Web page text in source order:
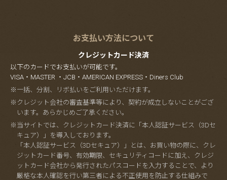
お支払い方法について
クレジットカード決済
以下のカードでお支払いが可能です。
VISA・MASTER ・JCB・AMERICAN EXPRESS・Diners Club
※一括、分割、リボ払いをご利用いただけます。
※クレジット会社の審査基準等により、契約が成立しないことがござ
います。あらかじめご了承ください。
※当サイトでは、クレジットカード決済に「本人認証サービス（3Dセ
キュア）」を導入しております。
「本人認証サービス（3Dセキュア）」とは、お買い物の際に、クレ
ジットカード番号、有効期限、セキュリティコードに加え、クレジ
ットカード会社から発行されたパスコードを入力することで、より
厳格な本人確認を行い第三者による不正使用を防止する仕組みで